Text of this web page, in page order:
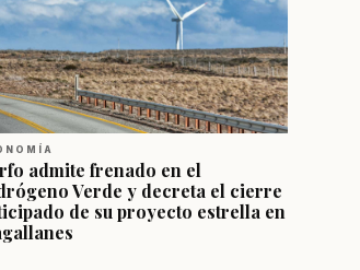
admite frenado en el
Verde y decreta el cierre
de su proyecto estrella en